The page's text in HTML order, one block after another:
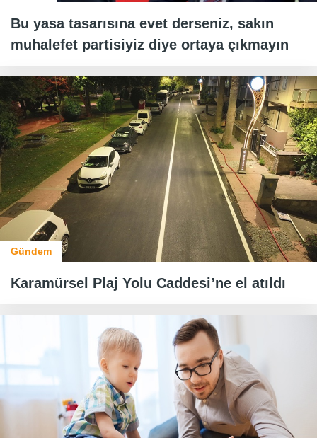
Bu yasa tasarısına evet derseniz, sakın
muhalefet partisiyiz diye ortaya çıkmayın
Gündem
Karamürsel Plaj Yolu Caddesi’ne el atıldı